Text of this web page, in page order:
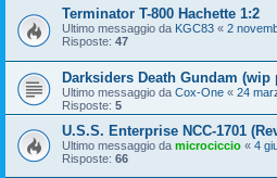
Terminator T-800 Hachette 1:2
Ultimo messaggio da KGC83 « 2
Risposte: 47
Darksiders Death Gundam (wip
Ultimo messaggio da Cox-One « 24
Risposte: 5
U.S.S. Enterprise NCC-1701
Ultimo messaggio da microciccio « 4
Risposte: 66